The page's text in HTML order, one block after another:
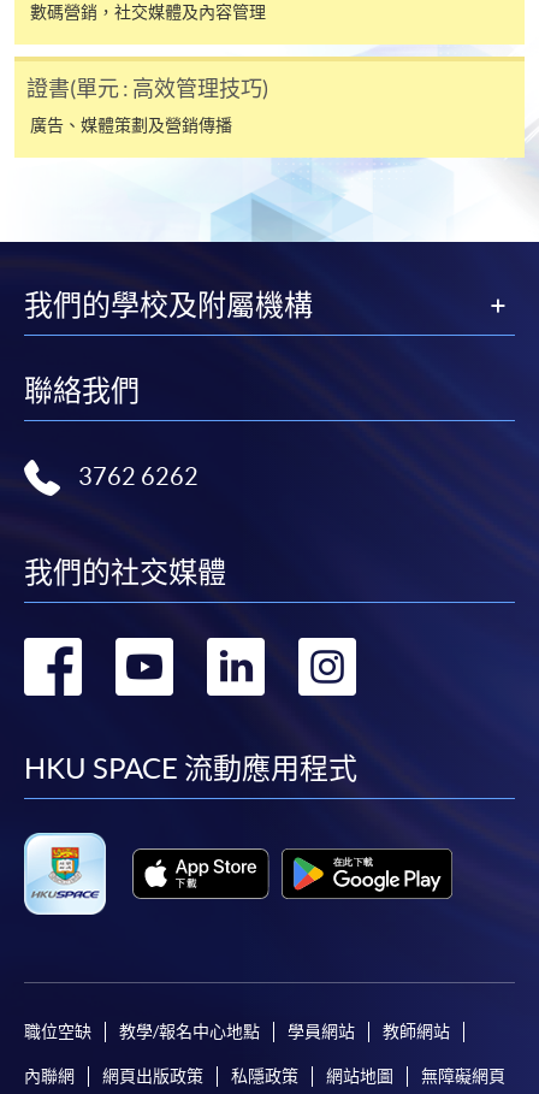
報讀同一學歷頒授課程內其他單元
個別課程為須報讀同一學歷頒授課程及其他單元或繳
交下期學費的學員，提供網上服務，如學員就讀的課
程設有此服務，課程負責人會通知學員有關程序。
網上支付可通過「繳費靈」(PPS) (不適用於手機)、
VISA 或 Mastercard、「微信支付」(Online WeChat
Pay) 、「支付寶」(Online Alipay) 或 「轉數快」(FPS)
親身報名/郵遞
SF26報名表，親往
費以及所需證明文件呈交。
[ 下載報名表SF26]
表格後，請連同報名費/學費以及所需證明文件親
往報名中心或以郵遞方式遞交。
報讀同一學歷頒授課程內其他單元
用於一般學歷頒授課程。
課程負責人會為學員送上「註冊及學費通知」
(「通知」)，請填妥有關「通知」，並親往報名中
數碼營銷，社交媒體及內容管理
證書(單元 : 高效管理技巧)
廣告、媒體策劃及營銷傳播
我們的學校及附屬機構
聯絡我們
3762 6262
我們的社交媒體
轉
facebook
轉
youtube
轉
linkedin
轉
HKU SPACE 流動應用程式
職位空缺 教學/報名中心地點 學員網站 教師網站
內聯網 網頁出版政策 私隱政策 網站地圖 無障礙網頁